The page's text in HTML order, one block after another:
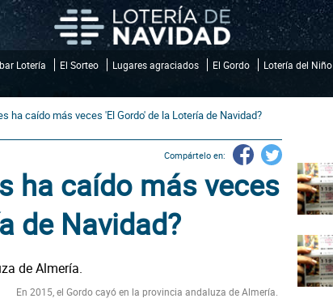
Lotería El Sorteo Lugares agraciados El Gordo Lotería del Niño
ha caído más veces 'El Gordo' de la Lotería de Navidad?
Compártelo en:
ha caído más veces
de Navidad?
En 2015, el Gordo cayó en la provincia andaluza de Almería.